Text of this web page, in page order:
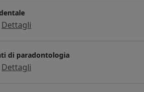
Dettagli
di paradontologia
Dettagli